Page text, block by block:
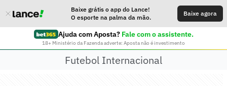
Baixe grátis o app do Lance!
O esporte na palma da mão.
Baixe agora
Ajuda com Aposta? Fale com o assistente.
18+ Ministério da Fazenda adverte: Aposta não é investimento
Futebol Internacional